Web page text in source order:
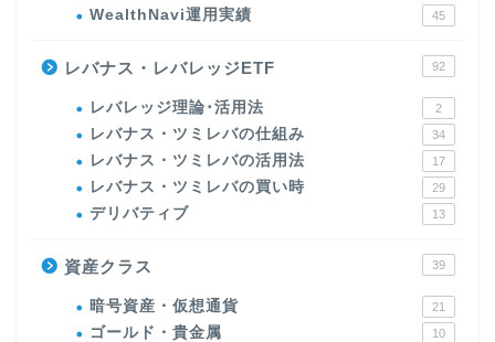
WealthNavi運用実績 45
レバナス・レバレッジETF 92
レバレッジ理論･活用法 2
レバナス・ツミレバの仕組み 34
レバナス・ツミレバの活用法 17
レバナス・ツミレバの買い時 29
デリバティブ 13
資産クラス 39
暗号資産・仮想通貨 21
ゴールド・貴金属 10